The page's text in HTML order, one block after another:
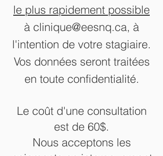
le plus rapidement possible
à clinique@eesnq.ca, à
l'intention de votre stagiaire.
Vos données seront traitées
en toute confidentialité.
Le coût d'une consultation
est de 60$.
Nous acceptons les